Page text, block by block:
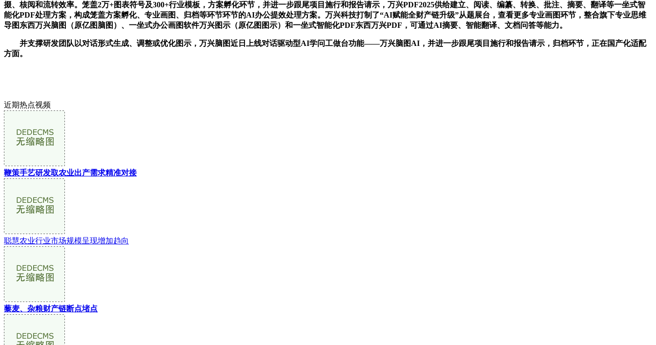
掇、核阅和流转效率。笼盖2万+图表符号及300+行业模板，方案孵化环节，并进一步跟尾项目施行和报告请示，万兴PDF2025供给建立、阅读、编纂、转换、批注、摘要、翻译等一坐式智
能化PDF处理方案，构成笼盖方案孵化、专业画图、归档等环节环节的AI办公提效处理方案。万兴科技打制了“AI赋能全财产链升级”从题展台，查看更多专业画图环节，整合旗下专业思维
导图东西万兴脑图（原亿图脑图）、一坐式办公画图软件万兴图示（原亿图图示）和一坐式智能化PDF东西万兴PDF，可通过AI摘要、智能翻译、文档问答等能力。
并支撑研发团队以对话形式生成、调整或优化图示，万兴脑图近日上线对话驱动型AI学问工做台功能——万兴脑图AI，并进一步跟尾项目施行和报告请示，归档环节，正在国产化适配
方面。
近期热点视频
鞭策手艺研发取农业出产需求精准对接
聪慧农业行业市场规模呈现增加趋向
藜麦、杂粮财产链断点堵点